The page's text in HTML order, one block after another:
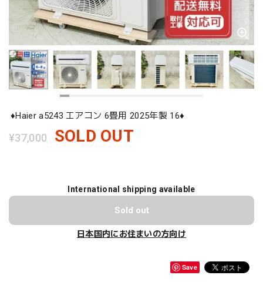
♦️Haier a5243 エアコン 6畳用 2025年製 16♦️
¥37,000 SOLD OUT
International shipping available
Sold out
日本国内にお住まいの方向け
Save